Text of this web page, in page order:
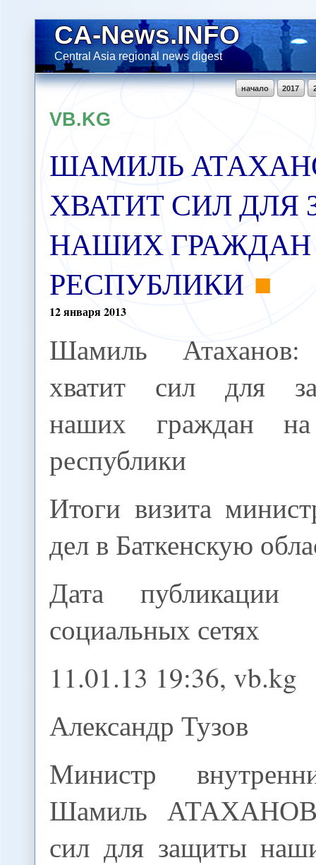
CA-News.INFO
Central Asia regional news digest
2017
начало
VB.KG
ШАМИЛЬ
ХВАТИТ СИЛ
НАШИХ
РЕСПУБЛИКИ
12января2013
Шамиль
хватит сил для
наших граждан
республики
Итоги визита
дел в Баткенскую
Дата
социальных сетях
11.01.13 19:36, vb.kg
Александр Тузов
Министр
Шамиль
сил для защиты